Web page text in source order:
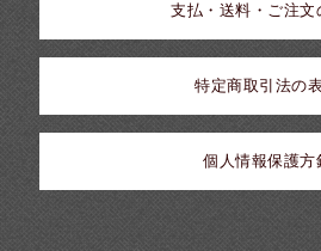
支払・送料・ご注文
特定商取引法の
個人情報保護方